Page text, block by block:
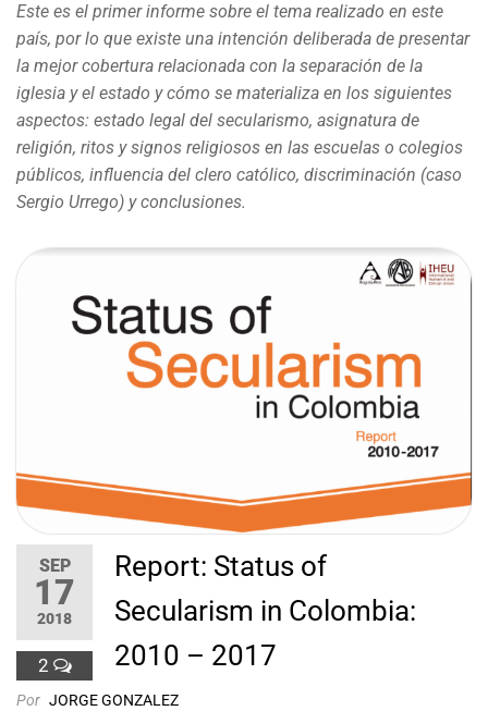
Este es el primer informe sobre el tema realizado en este
país, por lo que existe una intención deliberada de presentar
la mejor cobertura relacionada con la separación de la
iglesia y el estado y cómo se materializa en los siguientes
aspectos: estado legal del secularismo, asignatura de
religión, ritos y signos religiosos en las escuelas o colegios
públicos, influencia del clero católico, discriminación (caso
Sergio Urrego) y conclusiones.
SEP
17
2018
2
Report: Status of
Secularism in Colombia:
2010 – 2017
Por JORGE GONZALEZ